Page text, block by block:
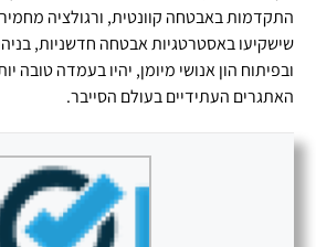
התקדמות באבטחה קוונטית, ורגולציה
שישקיעו באסטרטגיות אבטחה חדשניות,
ובפיתוח הון אנושי מיומן, יהיו בעמדה טובה
האתגרים העתידיים בעולם הסייבר.